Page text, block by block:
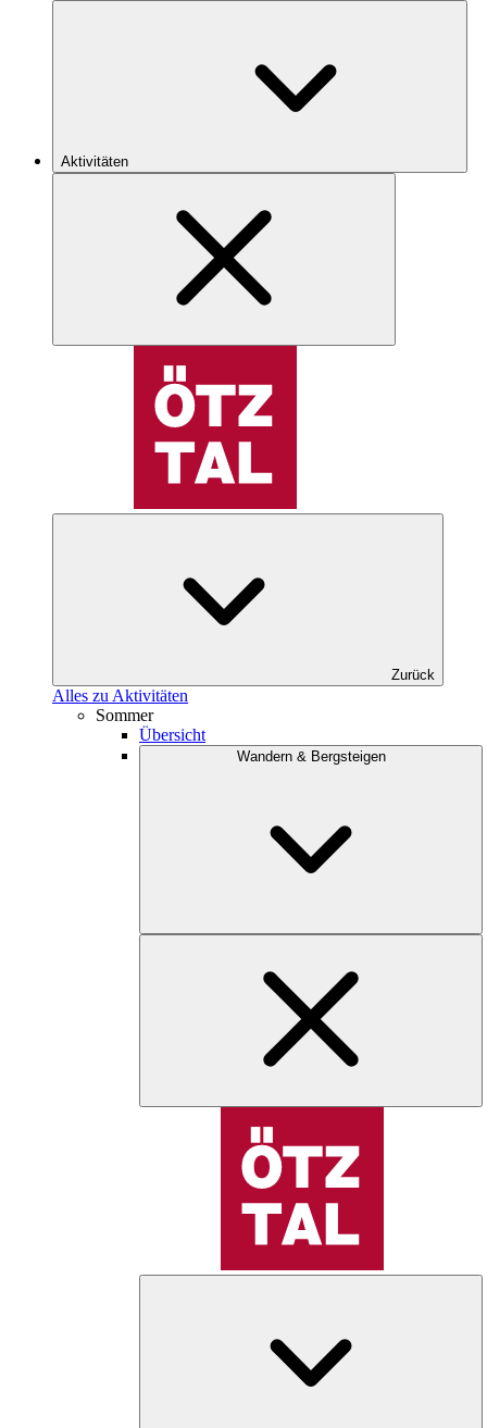
Aktivitäten
Zurück
Alles zu Aktivitäten
Sommer
Übersicht
Wandern & Bergsteigen